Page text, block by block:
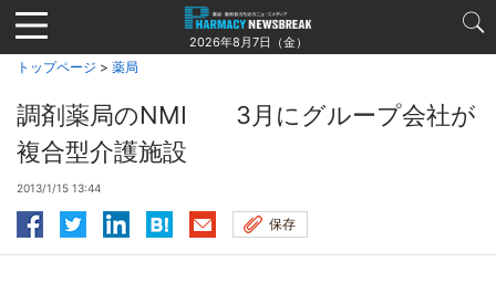
Jump
to
navigation
2026年8月7日（金）
トップページ > 薬局
調剤薬局のNMI 3月にグループ会社が
複合型介護施設
2013/1/15 13:44
保存